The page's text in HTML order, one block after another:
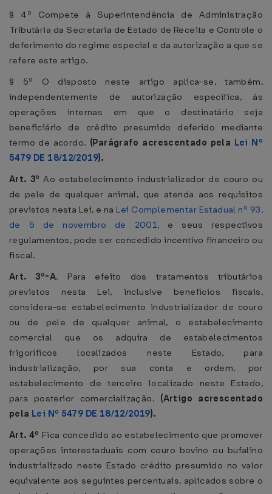
§ 4º Compete à Superintendência de Administração
Tributária da Secretaria de Estado de Receita e Controle o
deferimento do regime especial e da autorização a que se
refere este artigo.
§ 5º O disposto neste artigo aplica-se, também,
independentemente de autorização específica, às
operações internas em que o destinatário seja
beneficiário de crédito presumido deferido mediante
termo de acordo. (Parágrafo acrescentado pela Lei Nº
5479 DE 18/12/2019).
Art. 3º Ao estabelecimento industrializador de couro ou
de pele de qualquer animal, que atenda aos requisitos
previstos nesta Lei, e na Lei Complementar Estadual nº 93,
de 5 de novembro de 2001, e seus respectivos
regulamentos, pode ser concedido incentivo financeiro ou
fiscal.
Art. 3º-A. Para efeito dos tratamentos tributários
previstos nesta Lei, inclusive benefícios fiscais,
considera-se estabelecimento industrializador de couro
ou de pele de qualquer animal, o estabelecimento
comercial que os adquira de estabelecimentos
frigoríficos localizados neste Estado, para
industrialização, por sua conta e ordem, por
estabelecimento de terceiro localizado neste Estado,
para posterior comercialização. (Artigo acrescentado
pela Lei Nº 5479 DE 18/12/2019).
Art. 4º Fica concedido ao estabelecimento que promover
operações interestaduais com couro bovino ou bufalino
industrializado neste Estado crédito presumido no valor
equivalente aos seguintes percentuais, aplicados sobre o